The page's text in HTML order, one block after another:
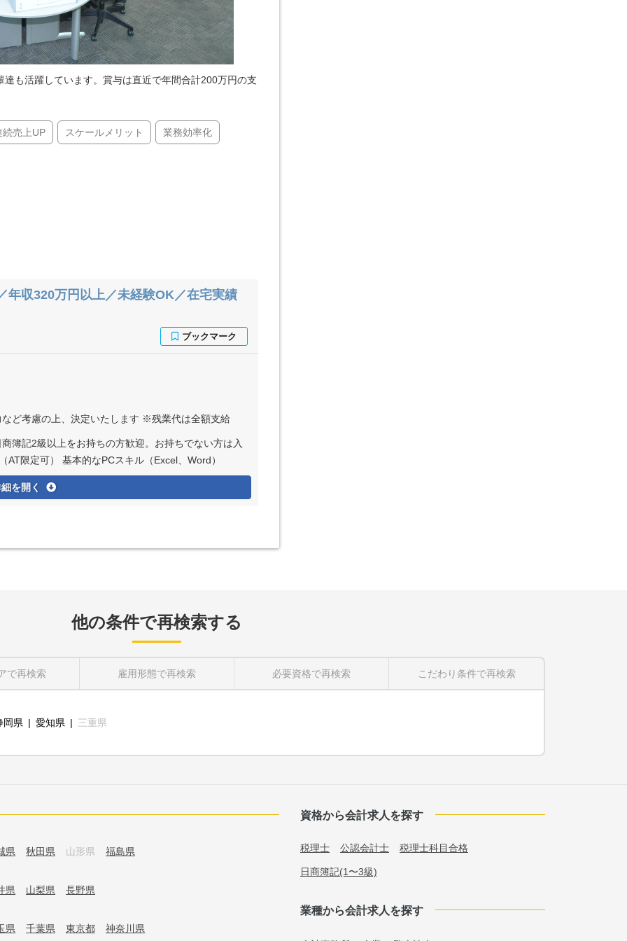
も活躍しています。賞与は直近で年間合計200万円の支
続売上UP スケールメリット 業務効率化
年収320万円以上／未経験OK／在宅実績
ど考慮の上、決定いたします ※残業代は全額支給
簿記2級以上をお持ちの方歓迎。お持ちでない方は入
限定可） 基本的なPCスキル（Excel、Word）
を開く
他の条件で再検索する
で再検索 雇用形態で再検索 必要資格で再検索 こだわり条件で再検索
岡県 愛知県 三重県
県 秋田県 山形県 福島県
県 山梨県 長野県
県 千葉県 東京都 神奈川県
資格から会計求人を探す
税理士 公認会計士 税理士科目合格
日商簿記(1〜3級)
業種から会計求人を探す